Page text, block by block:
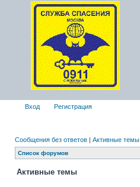
Вход Регистрация
Сообщения без ответов | Активные темы
Список форумов
Активные темы